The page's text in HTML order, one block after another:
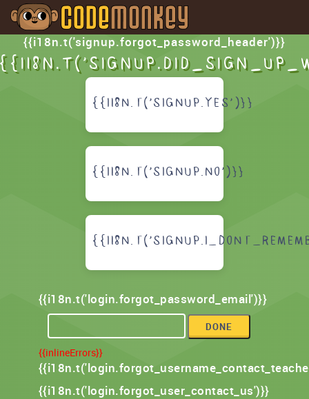
{{i18n.t('signup.forgot_password_header')}}
{{I18N.T('SIGNUP.YES')}}
{{I18N.T('SIGNUP.NO')}}
{{i18n.t('login.forgot_password_email')}}
DONE
{{inlineErrors}}
{{i18n.t('login.forgot_user_contact_us')}}